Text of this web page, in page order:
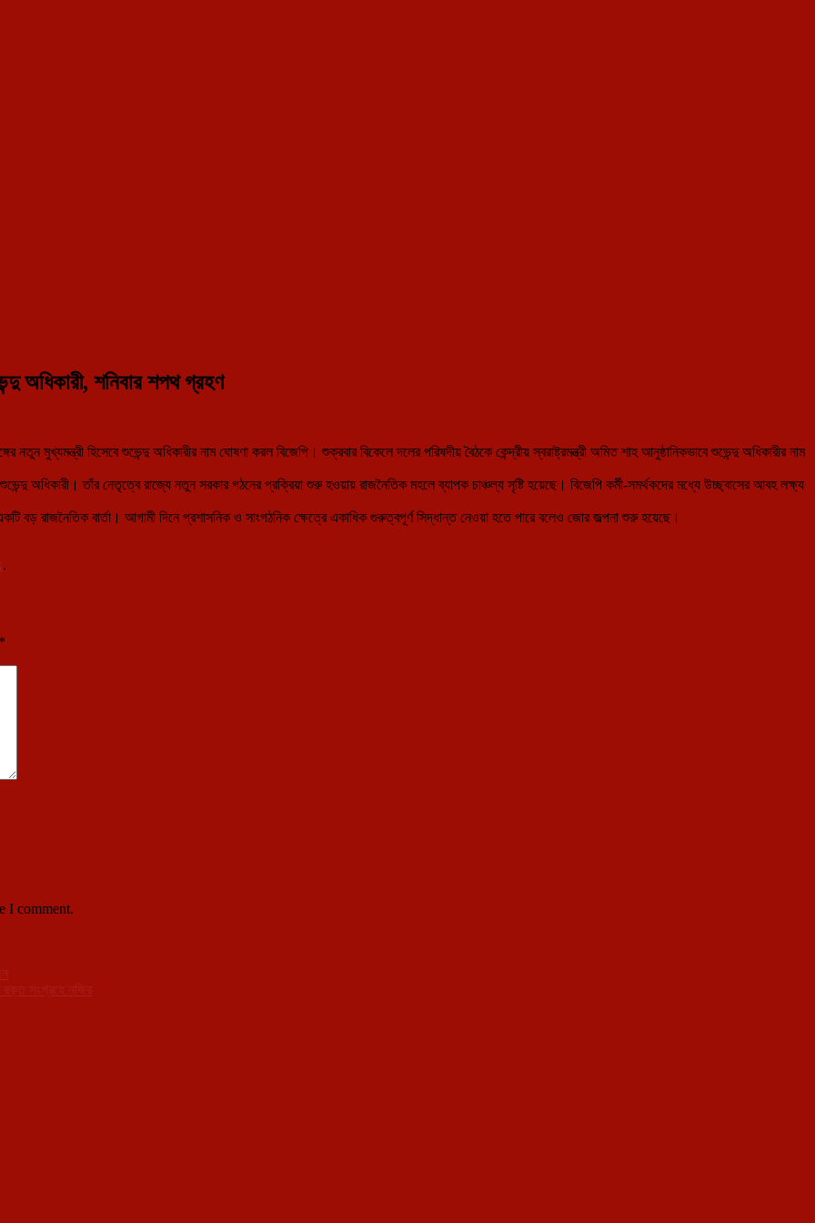
portal in Tripura.
অধিকারী, শনিবার শপথ গ্রহণ
নতুন মুখ্যমন্ত্রী হিসেবে শুভেন্দু অধিকারীর নাম ঘোষণা করল বিজেপি। শুক্রবার বিকেলে দলের পরিষদীয় বৈঠকে কেন্দ্রীয় স্বরাষ্ট্রমন্ত্রী অমিত শাহ আনুষ্ঠানিকভাবে শুভেন্দু অধিকারীর নাম
অধিকারী। তাঁর নেতৃত্বে রাজ্যে নতুন সরকার গঠনের প্রক্রিয়া শুরু হওয়ায় রাজনৈতিক মহলে ব্যাপক চাঞ্চল্য সৃষ্টি হয়েছে। বিজেপি কর্মী-সমর্থকদের মধ্যে উচ্ছ্বাসের আবহ লক্ষ্য
বড় রাজনৈতিক বার্তা। আগামী দিনে প্রশাসনিক ও সাংগঠনিক ক্ষেত্রে একাধিক গুরুত্বপূর্ণ সিদ্ধান্ত নেওয়া হতে পারে বলেও জোর জল্পনা শুরু হয়েছে।
.
*
I comment.
রক্ত সংগ্রহে নজির